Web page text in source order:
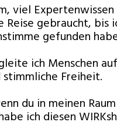
viel
gebraucht, bis
gefunden
ich Menschen
Freiheit.
du in meinen Raum
ich diesen